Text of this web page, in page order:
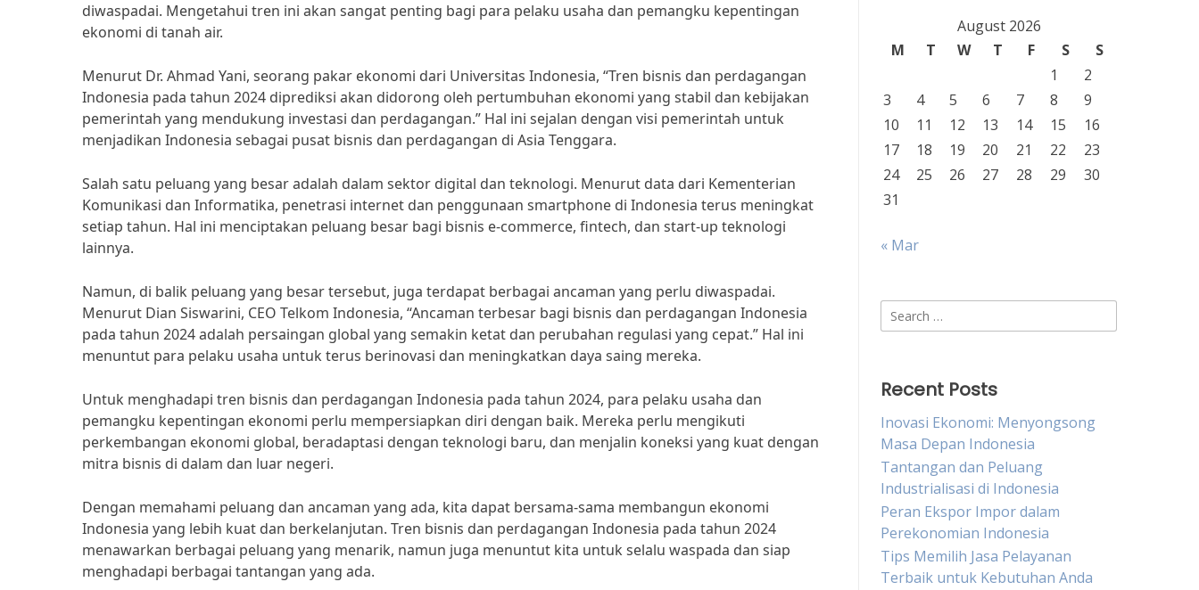
diwaspadai. Mengetahui tren ini akan sangat penting bagi para pelaku usaha dan pemangku kepentingan
ekonomi di tanah air.
Menurut Dr. Ahmad Yani, seorang pakar ekonomi dari Universitas Indonesia, “Tren bisnis dan perdagangan
Indonesia pada tahun 2024 diprediksi akan didorong oleh pertumbuhan ekonomi yang stabil dan kebijakan
pemerintah yang mendukung investasi dan perdagangan.” Hal ini sejalan dengan visi pemerintah untuk
menjadikan Indonesia sebagai pusat bisnis dan perdagangan di Asia Tenggara.
Salah satu peluang yang besar adalah dalam sektor digital dan teknologi. Menurut data dari Kementerian
Komunikasi dan Informatika, penetrasi internet dan penggunaan smartphone di Indonesia terus meningkat
setiap tahun. Hal ini menciptakan peluang besar bagi bisnis e-commerce, fintech, dan start-up teknologi
lainnya.
Namun, di balik peluang yang besar tersebut, juga terdapat berbagai ancaman yang perlu diwaspadai.
Menurut Dian Siswarini, CEO Telkom Indonesia, “Ancaman terbesar bagi bisnis dan perdagangan Indonesia
pada tahun 2024 adalah persaingan global yang semakin ketat dan perubahan regulasi yang cepat.” Hal ini
menuntut para pelaku usaha untuk terus berinovasi dan meningkatkan daya saing mereka.
Untuk menghadapi tren bisnis dan perdagangan Indonesia pada tahun 2024, para pelaku usaha dan
pemangku kepentingan ekonomi perlu mempersiapkan diri dengan baik. Mereka perlu mengikuti
perkembangan ekonomi global, beradaptasi dengan teknologi baru, dan menjalin koneksi yang kuat dengan
mitra bisnis di dalam dan luar negeri.
Dengan memahami peluang dan ancaman yang ada, kita dapat bersama-sama membangun ekonomi
Indonesia yang lebih kuat dan berkelanjutan. Tren bisnis dan perdagangan Indonesia pada tahun 2024
menawarkan berbagai peluang yang menarik, namun juga menuntut kita untuk selalu waspada dan siap
menghadapi berbagai tantangan yang ada.
August 2026
M
T W T F S
S
1
2
3
4 5 6 7 8
9
10
11 12 13 14 15
16
17
18 19 20 21 22
23
24
25 26 27 28 29
30
31
« Mar
Search
for:
Recent Posts
Inovasi Ekonomi: Menyongsong
Masa Depan Indonesia
Tantangan dan Peluang
Industrialisasi di Indonesia
Peran Ekspor Impor dalam
Perekonomian Indonesia
Tips Memilih Jasa Pelayanan
Terbaik untuk Kebutuhan Anda